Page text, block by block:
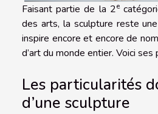
Faisant partie de la 2e
des arts, la sculpture reste
inspire encore et encore de
d’art du monde entier. Voici ses
Les particularités
d’une sculpture